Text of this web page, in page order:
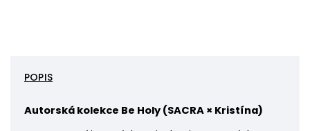
POPIS
Autorská kolekce Be Holy (SACRA × Kristína)